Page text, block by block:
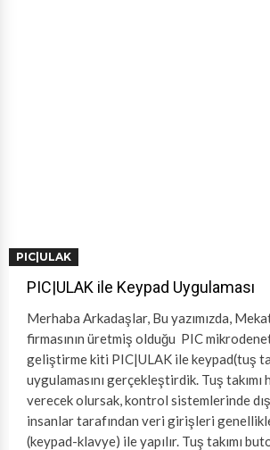
PIC|ULAK
PIC|ULAK ile Keypad Uygulaması
Merhaba Arkadaşlar, Bu yazımızda,
firmasının üretmiş olduğu PIC
geliştirme kiti PIC|ULAK ile keypad(tuş
uygulamasını gerçekleştirdik. Tuş takımı
verecek olursak, kontrol sistemlerinde
insanlar tarafından veri girişleri
(keypad-klavye) ile yapılır. Tuş takımı